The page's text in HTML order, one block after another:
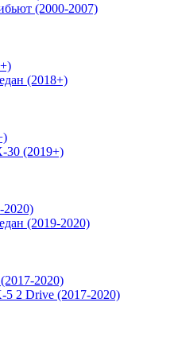
(2000-2007)
(2018+)
30 (2019+)
(2019-2020)
2 Drive (2017-2020)